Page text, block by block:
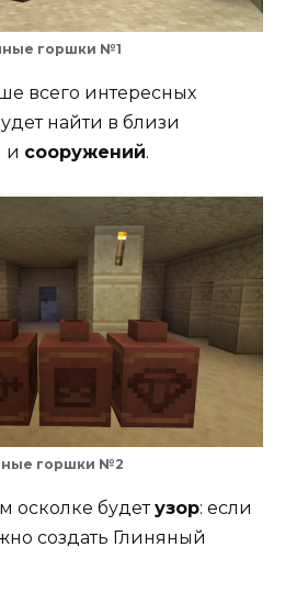
горшки №1
всего интересных
найти в близи
и сооружений.
горшки №2
осколке будетузор: если
создать Глиняный